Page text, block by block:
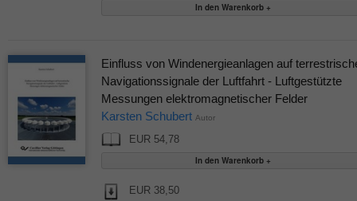
Einfluss von Windenergieanlagen auf
Navigationssignale der Luftfahrt - Luftgestützte
Messungen elektromagnetischer Felder
Karsten Schubert Autor
EUR 54,78
EUR 38,50